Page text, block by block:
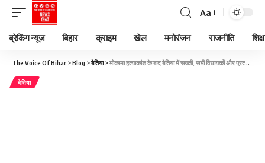
Aa
ब्रेकिंग न्यूज बिहार क्राइम खेल मनोरंजन राजनीति
The Voice Of Bihar >Blog >बेतिया>मोकामा हत्याकांड के बाद बेतिया में सख्ती, सभी विधायकों और प्रत्याशियों के हथियार जमा
बेतिया